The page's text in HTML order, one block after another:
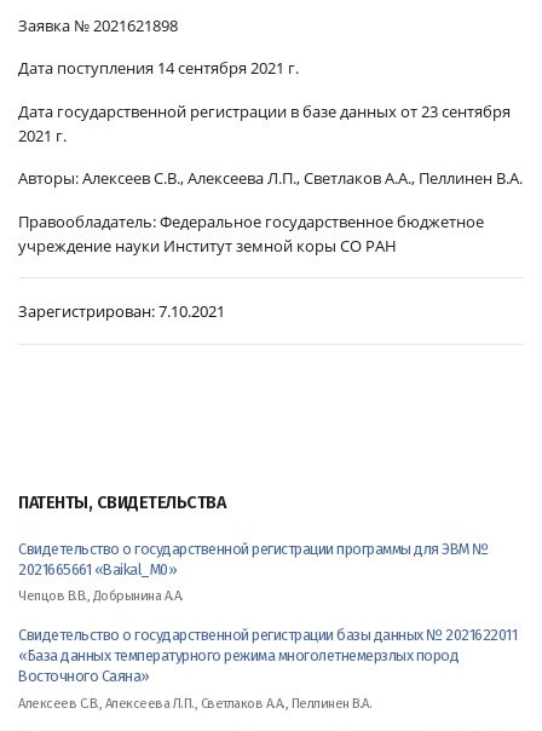
ПАТЕНТЫ, СВИДЕТЕЛЬСТВА
Свидетельство о государственной регистрации программы для ЭВМ №
2021665661 «Baikal_M0»
Чепцов В.В., Добрынина А.А.
Свидетельство о государственной регистрации базы данных № 2021622011
«База данных температурного режима многолетнемерзлых пород
Восточного Саяна»
Алексеев С.В., Алексеева Л.П., Светлаков А.А., Пеллинен В.А.
Заявка № 2021621898
Дата поступления 14 сентября 2021 г.
Дата государственной регистрации в базе данных от 23 сентября
2021 г.
Авторы: Алексеев С.В., Алексеева Л.П., Светлаков А.А., Пеллинен В.А.
Правообладатель: Федеральное государственное бюджетное
учреждение науки Институт земной коры СО РАН
Зарегистрирован:7.10.2021